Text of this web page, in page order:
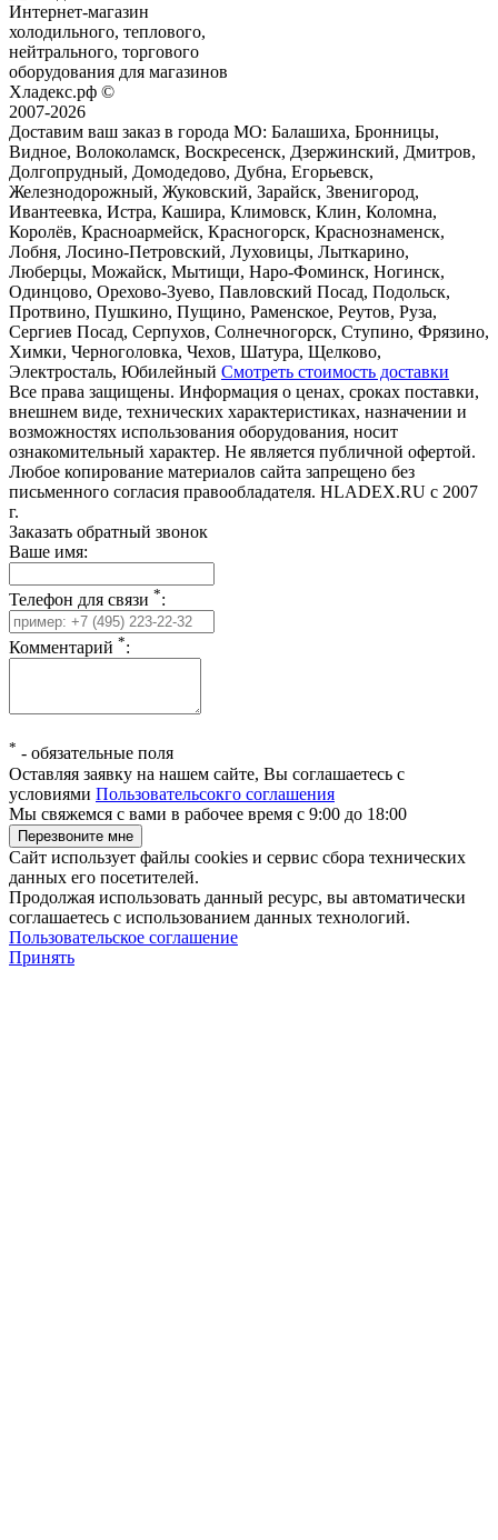
Интернет-магазин
холодильного, теплового,
нейтрального, торгового
оборудования для магазинов
Хладекс.рф ©
2007-2026
Доставим ваш заказ в города МО: Балашиха, Бронницы,
Видное, Волоколамск, Воскресенск, Дзержинский, Дмитров,
Долгопрудный, Домодедово, Дубна, Егорьевск,
Железнодорожный, Жуковский, Зарайск, Звенигород,
Ивантеевка, Истра, Кашира, Климовск, Клин, Коломна,
Королёв, Красноармейск, Красногорск, Краснознаменск,
Лобня, Лосино-Петровский, Луховицы, Лыткарино,
Люберцы, Можайск, Мытищи, Наро-Фоминск, Ногинск,
Одинцово, Орехово-Зуево, Павловский Посад, Подольск,
Протвино, Пушкино, Пущино, Раменское, Реутов, Руза,
Сергиев Посад, Серпухов, Солнечногорск, Ступино, Фрязино,
Химки, Черноголовка, Чехов, Шатура, Щелково,
Электросталь, Юбилейный Смотреть стоимость доставки
Все права защищены. Информация о ценах, сроках поставки,
внешнем виде, технических характеристиках, назначении и
возможностях использования оборудования, носит
ознакомительный характер. Не является публичной офертой.
Любое копирование материалов сайта запрещено без
письменного согласия правообладателя. HLADEX.RU c 2007
г.
Заказать обратный звонок
Ваше имя:
Телефон для связи *:
Комментарий *:
* - обязательные поля
Оставляя заявку на нашем сайте, Вы соглашаетесь с
условиями Пользовательсокго соглашения
Мы свяжемся с вами в рабочее время с 9:00 до 18:00
Сайт использует файлы cookies и сервис сбора технических
данных его посетителей.
Продолжая использовать данный ресурс, вы автоматически
соглашаетесь с использованием данных технологий.
Пользовательское соглашение
Принять